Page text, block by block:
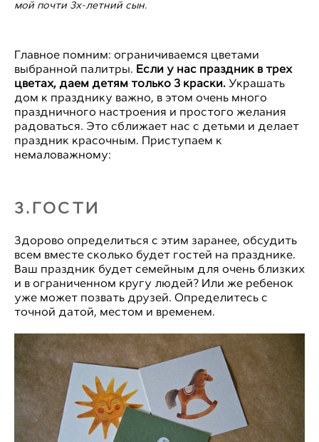
мой почти 3х-летний сын.
Главное помним: ограничиваемся цветами
выбранной палитры. Если у нас праздник в трех
цветах, даем детям только 3 краски. Украшать
дом к празднику важно, в этом очень много
праздничного настроения и простого желания
радоваться. Это сближает нас с детьми и делает
праздник красочным. Приступаем к
немаловажному:
3.ГОСТИ
Здорово определиться с этим заранее, обсудить
всем вместе сколько будет гостей на празднике.
Ваш праздник будет семейным для очень близких
и в ограниченном кругу людей? Или же ребенок
уже может позвать друзей. Определитесь с
точной датой, местом и временем.